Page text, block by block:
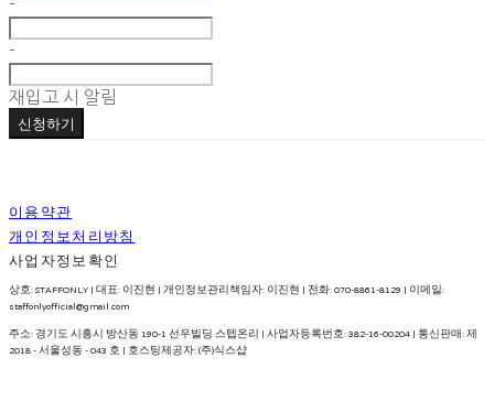
-
-
재입고 시 알림
신청하기
이용약관
개인정보처리방침
사업자정보확인
상호: STAFFONLY | 대표: 이진현 | 개인정보관리책임자: 이진현 | 전화: 070-8861-8129 | 이메일:
staffonlyofficial@gmail.com
주소: 경기도 시흥시 방산동 190-1 선우빌딩 스텝온리 | 사업자등록번호:382-16-00204| 통신판매:제
2018 - 서울성동 - 043 호| 호스팅제공자: (주)식스샵